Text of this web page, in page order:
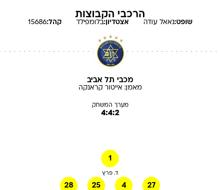
הרכבי הקבוצות
שופט:נאאל עודה אצטדיון:בלומפילד קהל:15686
מכבי תל אביב
מאמן:אייטור קראנקה
מערך המשחק
4:4:2
1
ד. פרץ
28 25 4 27